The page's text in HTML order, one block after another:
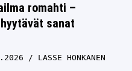
romahti –
sanat
LASSE HONKANEN